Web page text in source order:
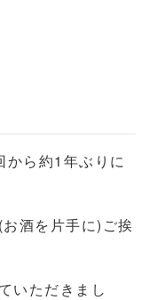
ら約1年ぶりに
酒を片手に)ご挨
いただきまし